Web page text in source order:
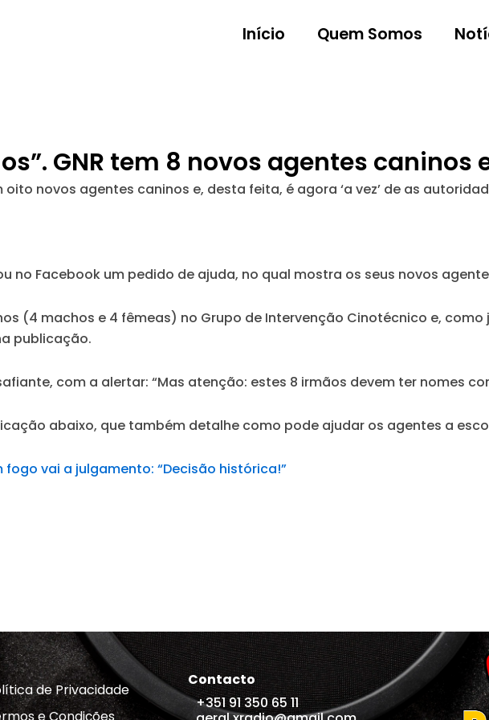
Início Quem Somos
GNR tem 8 novos agentes caninos
novos agentes caninos e, desta feita, é agora ‘a vez’ de as
no Facebook um pedido de ajuda, no qual mostra os seus novos
(4 machos e 4 fêmeas) no Grupo de Intervenção Cinotécnico e,
publicação.
com a alertar: “Mas atenção: estes 8 irmãos devem ter nomes
abaixo, que também detalhe como pode ajudar os agentes a
vai a julgamento: “Decisão histórica!”
de Privacidade
Contacto
+351 91 350 65 11